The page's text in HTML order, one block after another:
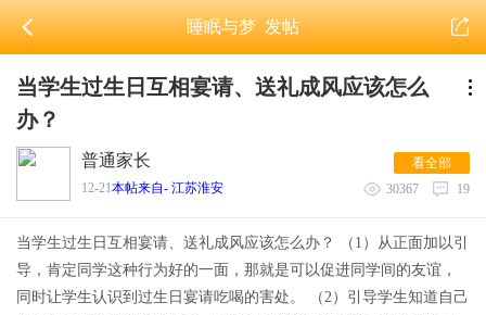
睡眠与梦发帖
当学生过生日互相宴请、送礼成风应该怎么
办？
普通家长
12-21本帖来自- 江苏淮安
看全部
30367
19
当学生过生日互相宴请、送礼成风应该怎么办？ （1）从正面加以引
导，肯定同学这种行为好的一面，那就是可以促进同学间的友谊，
同时让学生认识到过生日宴请吃喝的害处。 （2）引导学生知道自己